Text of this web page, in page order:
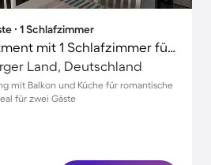
∙ 1 Schlafzimmer
Charmantes Apartment mit 1 Schlafzimmer für 2 Personen
Land, Deutschland
mit Balkon und Küche für romantische
für zwei Gäste